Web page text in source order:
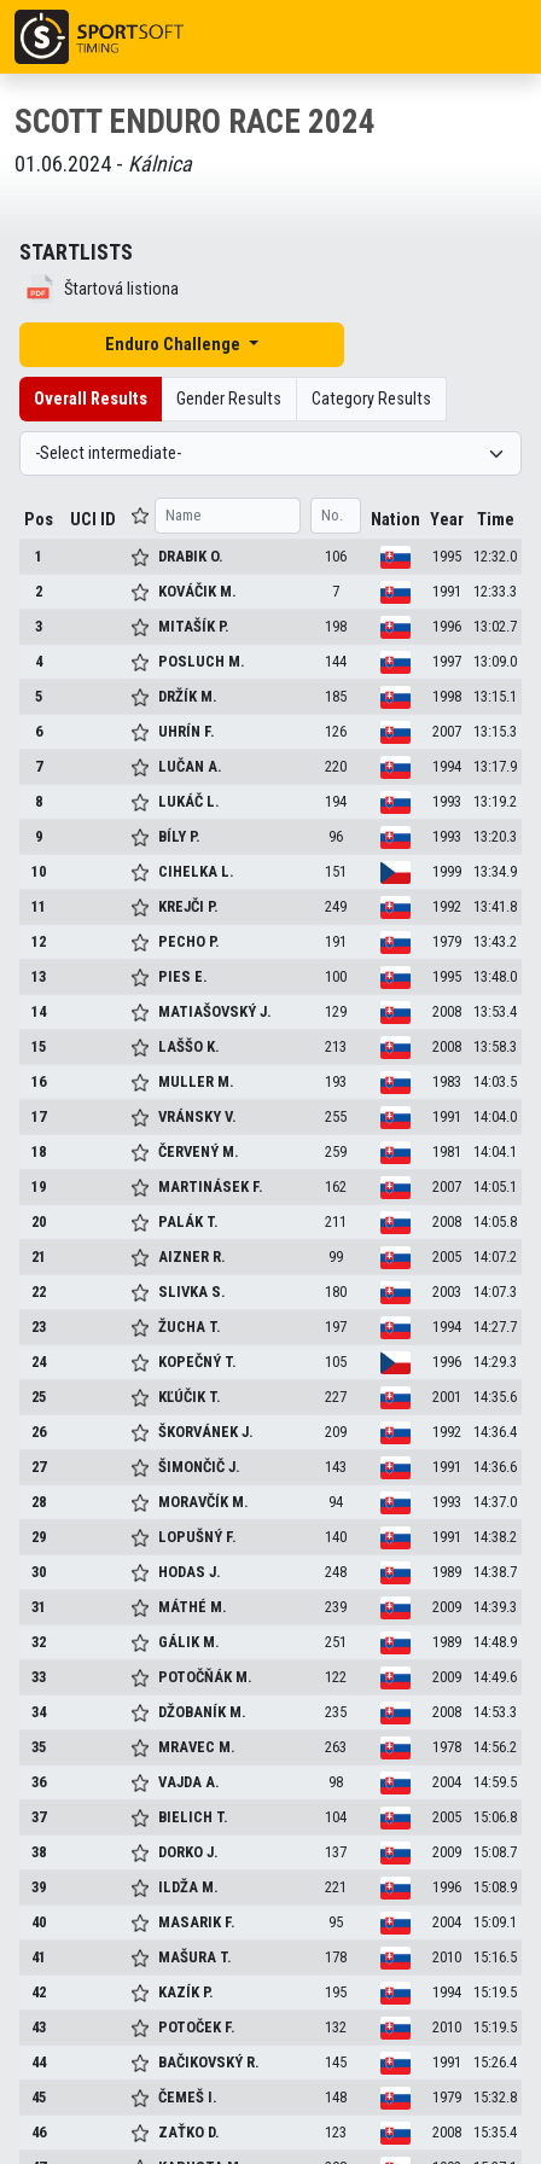
SCOTT ENDURO RACE 2024
01.06.2024 - Kálnica
STARTLISTS
Štartová listiona
Enduro Challenge
Overall Results Gender Results Category Results
Pos UCI ID Nation Year Time
1 DRABIK O. 106 1995
12:32.0
2
KOVÁČIK M. 7 1991
12:33.3
3
MITAŠÍK P. 198 1996
13:02.7
4
POSLUCH M. 144 1997
13:09.0
5
DRŽÍK M. 185 1998
13:15.1
6
UHRÍN F. 126 2007
13:15.3
7
LUČANA. 220 1994
13:17.9
8
LUKÁČ L. 194 1993
13:19.2
9
BÍLY P. 96 1993
13:20.3
10
CIHELKA L. 151 1999
13:34.9
11
KREJČI P. 249 1992
13:41.8
12
PECHO P. 191 1979
13:43.2
13
PIES E. 100 1995
13:48.0
14
MATIAŠOVSKÝJ. 129 2008
13:53.4
15
LAŠŠO K. 213 2008
13:58.3
16
MULLER M. 193 1983
14:03.5
17
VRÁNSKYV. 255 1991
14:04.0
18
ČERVENÝ M. 259 1981
14:04.1
19
MARTINÁSEK F. 162 2007
14:05.1
20
PALÁK T. 211 2008
14:05.8
21
AIZNER R. 99 2005
14:07.2
22
SLIVKA S. 180 2003
14:07.3
23
ŽUCHA T. 197 1994
14:27.7
24
KOPEČNÝ T. 105 1996
14:29.3
25
KĽÚČIK T. 227 2001
14:35.6
26
ŠKORVÁNEKJ. 209 1992
14:36.4
27
ŠIMONČIČJ. 143 1991
14:36.6
28
MORAVČÍK M. 94 1993
14:37.0
29
LOPUŠNÝ F. 140 1991
14:38.2
30
HODASJ. 248 1989
14:38.7
31
MÁTHÉ M. 239 2009
14:39.3
32
GÁLIK M. 251 1989
14:48.9
33
POTOČŇÁK M. 122 2009
14:49.6
34
DŽOBANÍK M. 235 2008
14:53.3
35
MRAVEC M. 263 1978
14:56.2
36
VAJDAA. 98 2004
14:59.5
37
BIELICH T. 104 2005
15:06.8
38
DORKOJ. 137 2009
15:08.7
39
ILDŽA M. 221 1996
15:08.9
40
MASARIK F. 95 2004
15:09.1
41
MAŠURA T. 178 2010
15:16.5
42
KAZÍK P. 195 1994
15:19.5
43
POTOČEK F. 132 2010
15:19.5
44
BAČIKOVSKÝ R. 145 1991
15:26.4
45
ČEMEŠ I. 148 1979
15:32.8
46
ZAŤKO D. 123 2008
15:35.4